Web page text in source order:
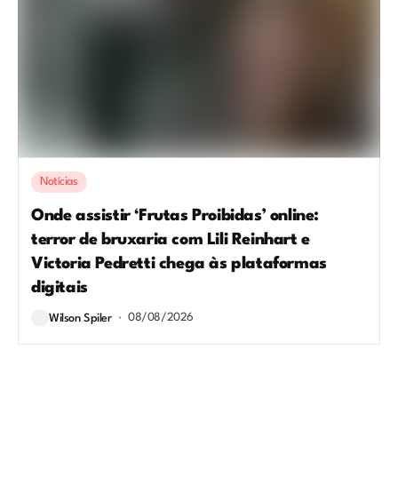
Notícias
Onde assistir ‘Frutas Proibidas’ online:
terror de bruxaria com Lili Reinhart e
Victoria Pedretti chega às plataformas
digitais
Wilson Spiler 08/08/2026